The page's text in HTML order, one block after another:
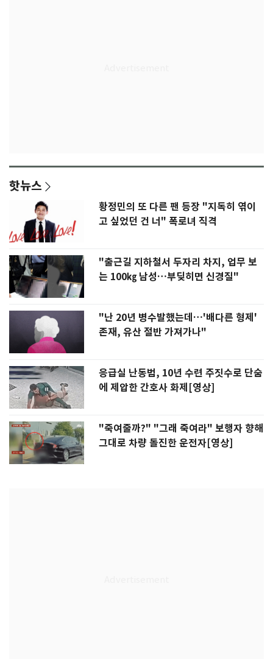
핫뉴스
황정민의 또 다른 팬 등장 "지독히 엮이
고 싶었던 건 너" 폭로녀 직격
"출근길 지하철서 두자리 차지, 업무 보
는 100㎏ 남성…부딪히면 신경질"
"난 20년 병수발했는데…'배다른 형제'
존재, 유산 절반 가져가나"
응급실 난동범, 10년 수련 주짓수로 단숨
에 제압한 간호사 화제[영상]
"죽여줄까?" "그래 죽여라" 보행자 향해
그대로 차량 돌진한 운전자[영상]